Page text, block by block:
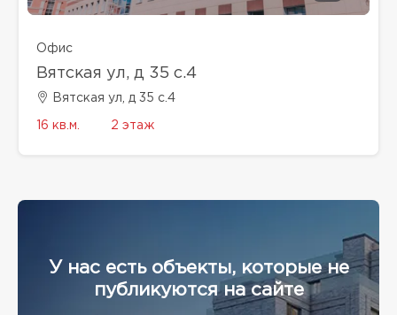
Офис
Вятская ул, д 35 с.4
Вятская ул, д 35 с.4
16 кв.м. 2 этаж
У нас есть объекты, которые не
публикуются на сайте